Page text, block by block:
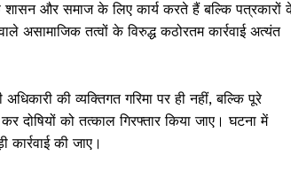
Khabarchalisa
देश दुनिया
शहर एवं राज्य
क्राइम
शासन और समाज के लिए कार्य करते हैं बल्कि पत्रकारों
असामाजिक तत्वों के विरुद्ध कठोरतम कार्रवाई अत्यंत
की व्यक्तिगत गरिमा पर ही नहीं, बल्कि पूरे
को तत्काल गिरफ्तार किया जाए। घटना में
की जाए।